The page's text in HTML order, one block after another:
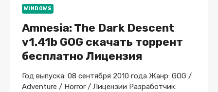
WINDOWS
Amnesia: The Dark Descent
v1.41b GOG скачать торрент
бесплатно Лицензия
Год выпуска: 08 сентября 2010 года Жанр: GOG /
Adventure / Horror / Лицензии Разработчик: